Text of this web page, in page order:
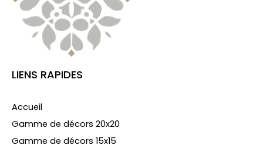
LIENS RAPIDES
Accueil
Gamme de décors 20x20
Gamme de décors 15x15